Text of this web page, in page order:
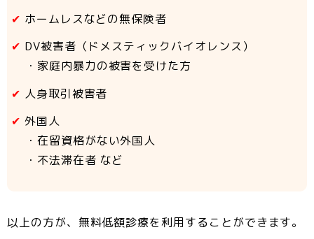
ホームレスなどの無保険者
DV被害者（ドメスティックバイオレンス）
・家庭内暴力の被害を受けた方
人身取引被害者
外国人
・在留資格がない外国人
・不法滞在者 など
以上の方が、無料低額診療を利用することができます。